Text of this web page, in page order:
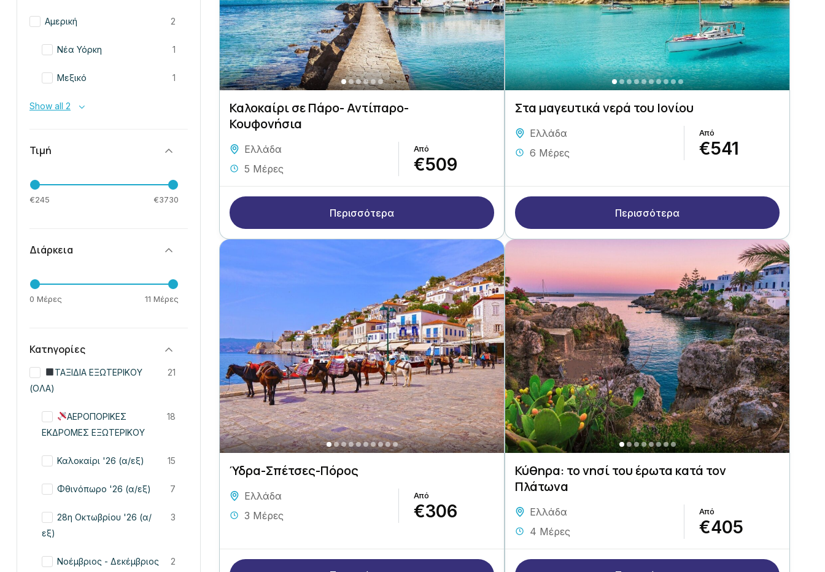
Αμερική 2
Νέα Υόρκη 1
Μεξικό 1
Show all 2
Τιμή
€245 €3730
Διάρκεια
0 Μέρες 11 Μέρες
Κατηγορίες
ΤΑΞΙΔΙΑ ΕΞΩΤΕΡΙΚΟΥ
(ΟΛΑ)
21
ΑΕΡΟΠΟΡΙΚΕΣ
ΕΚΔΡΟΜΕΣ ΕΞΩΤΕΡΙΚΟΥ
18
Καλοκαίρι '26 (α/εξ) 15
Φθινόπωρο '26 (α/εξ) 7
28η Οκτωβρίου '26 (α/
εξ)
3
Νοέμβριος - Δεκέμβριος
2
Καλοκαίρι σε Πάρο- Αντίπαρο-
Κουφονήσια
Ελλάδα
5 Μέρες
€509
Περισσότερα
Στα μαγευτικά νερά του Ιονίου
Ελλάδα
6 Μέρες
€541
Περισσότερα
Ύδρα-Σπέτσες-Πόρος
Ελλάδα
3 Μέρες
€306
Κύθηρα: το νησί του έρωτα κατά τον
Πλάτωνα
Ελλάδα
4 Μέρες
€405